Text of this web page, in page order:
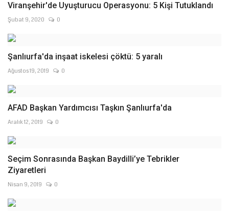
Viranşehir'de Uyuşturucu Operasyonu: 5 Kişi Tutuklandı
Şubat 9, 2020 0
Şanlıurfa'da inşaat iskelesi çöktü: 5 yaralı
Ağustos 19, 2019 0
AFAD Başkan Yardımcısı Taşkın Şanlıurfa'da
Aralık 12, 2019 0
Seçim Sonrasında Başkan Baydilli’ye Tebrikler
Ziyaretleri
Nisan 9, 2019 0